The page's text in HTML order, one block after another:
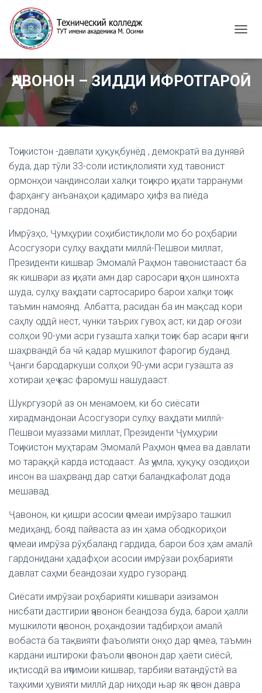
G
G
L
A
V
G
I
ҶАВОНОН – ЗИДДИ ИФРОТГАРОӢ
Тоҷикистон -давлати ҳуқуқбунёд , демократӣ ва дунявӣ
буда, дар тӯли 33-соли истиқлолияти худ тавонист
ормонҳои чандинсолаи халқи тоҷикро ҷиҳати таррануми
фарҳангу анъанаҳои қадимаро ҳифз ва пиёда
гардонад.
Имрӯзҳо, Ҷумҳурии соҳибистиқлоли мо бо роҳбарии
Асосгузори сулҳу ваҳдати миллӣ-Пешвои миллат,
Президенти кишвар Эмомалӣ Раҳмон тавонистааст ба
як кишвари аз ҷиҳати амн дар саросари ҷаҳон шинохта
шуда, сулҳу ваҳдати сартосариро барои халқи тоҷик
таъмин намоянд. Албатта, расидан ба ин мақсад кори
саҳлу оддӣ нест, чунки таърих гувоҳ аст, ки дар оғози
солҳои 90-уми асри гузашта халқи тоҷик бар асари ҷанги
шаҳрвандӣ ба чӣ қадар мушкилот фарогир буданд.
Ҷанги бародаркуши солҳои 90-уми асри гузашта аз
хотираи ҳеҷ кас фаромуш нашудааст.
Шукргузорӣ аз он менамоем, ки бо сиёсати
хирадмандонаи Асосгузори сулҳу ваҳдати миллӣ-
Пешвои муаззами миллат, Президенти Ҷумҳурии
Тоҷикистон муҳтарам Эмомалӣ Раҳмон ҷомеа ва давлати
мо тараққӣ карда истодааст. Аз ҷумла, ҳуқуқу озодиҳои
инсон ва шаҳрванд дар сатҳи баландкафолат дода
мешавад.
Ҷавонон, ки қишри асосии ҷомеаи имрӯзаро ташкил
медиҳанд, бояд пайваста аз ин ҳама ободкориҳои
ҷомеаи имрӯза рӯҳбаланд гардида, барои боз ҳам амалӣ
гардонидани ҳадафҳои асосии имрӯзаи роҳбарияти
давлат саҳми беандозаи худро гузоранд.
Сиёсати имрӯзаи роҳбарияти кишвари азизамон
нисбати дастгирии ҷавонон беандоза буда, барои ҳалли
мушкилоти ҷавонон, роҳандозии тадбирҳои амалӣ
вобаста ба тақвияти фаъолияти онҳо дар ҷомеа, таъмин
кардани иштироки фаъоли ҷавонон дар ҳаёти сиёсӣ,
иқтисодӣ ва иҷтимоии кишвар, тарбияи ватандӯстӣ ва
таҳкими ҳувияти миллӣ дар ниҳоди њар як ҷавон давра